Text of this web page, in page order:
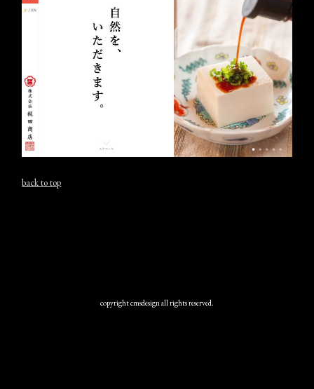
back to top
copyright cmsdesign all rights reserved.